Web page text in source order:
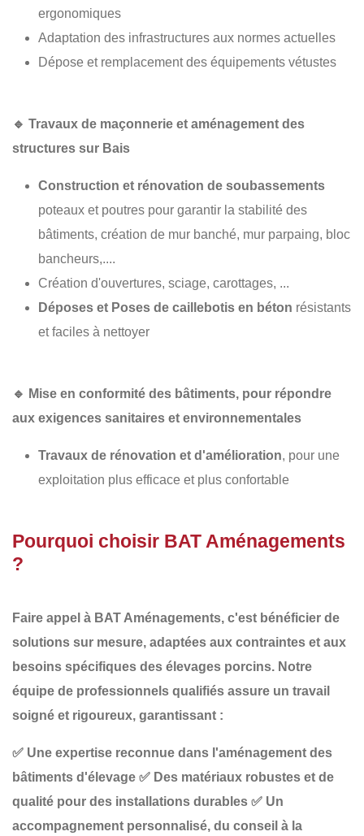
ergonomiques
Adaptation des infrastructures aux normes actuelles
Dépose et remplacement des équipements vétustes
🔹 Travaux de maçonnerie et aménagement des
structures sur Bais
Construction et rénovation de soubassements
poteaux et poutres pour garantir la stabilité des
bâtiments, création de mur banché, mur parpaing, bloc
bancheurs,....
Création d'ouvertures, sciage, carottages, ...
Déposes et Poses de caillebotis en béton résistants
et faciles à nettoyer
🔹 Mise en conformité des bâtiments, pour répondre
aux exigences sanitaires et environnementales
Travaux de rénovation et d'amélioration, pour une
exploitation plus efficace et plus confortable
Pourquoi choisir BAT Aménagements
?
Faire appel à BAT Aménagements, c'est bénéficier de
solutions sur mesure, adaptées aux contraintes et aux
besoins spécifiques des élevages porcins. Notre
équipe de professionnels qualifiés assure un travail
soigné et rigoureux, garantissant :
✅ Une expertise reconnue dans l'aménagement des
bâtiments d'élevage ✅ Des matériaux robustes et de
qualité pour des installations durables ✅ Un
accompagnement personnalisé, du conseil à la